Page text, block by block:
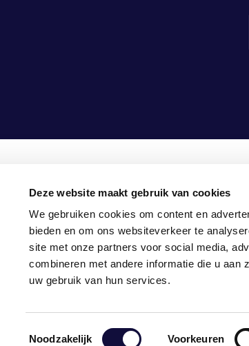
Deze website maakt gebruik van cookies
We gebruiken cookies om content en
bieden en om ons websiteverkeer te
site met onze partners voor social media,
combineren met andere informatie die u
uw gebruik van hun services.
Toestemmingsselectie
Noodzakelijk Voorkeuren
info@vasco-
ALGEMENE VOORWAARDEN COOKIEVOORKEUREN TRANSPARANTIE